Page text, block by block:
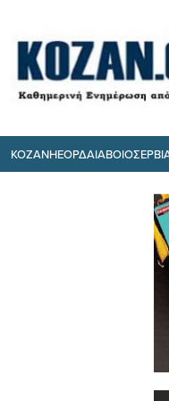
ΚΟΖΑΝΗΕΟΡΔΑΙΑΒΟΙΟ